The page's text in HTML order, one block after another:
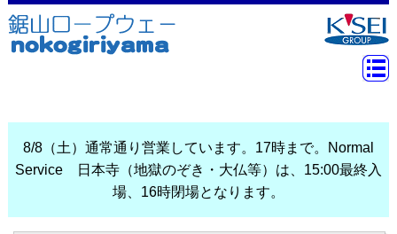
8/8（土）通常通り営業しています。17時まで。Normal
Service 日本寺（地獄のぞき・大仏等）は、15:00最終入
場、16時閉場となります。